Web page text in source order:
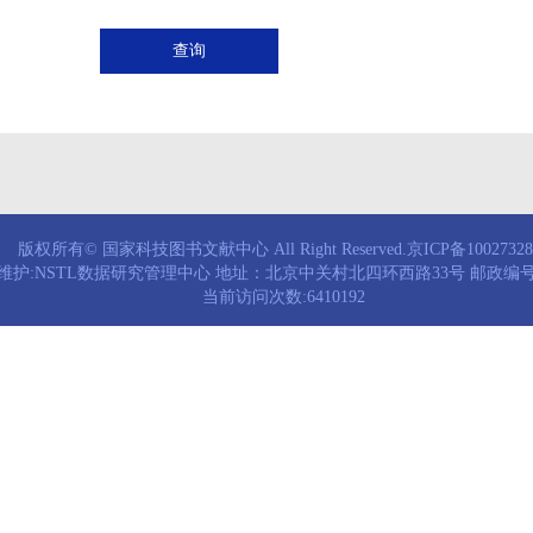
查询
版权所有© 国家科技图书文献中心 All Right Reserved.京ICP备
护:NSTL数据研究管理中心 地址：北京中关村北四环西路33号 邮政编
当前访问次数:6410192